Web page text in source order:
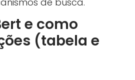
e como
(tabela e